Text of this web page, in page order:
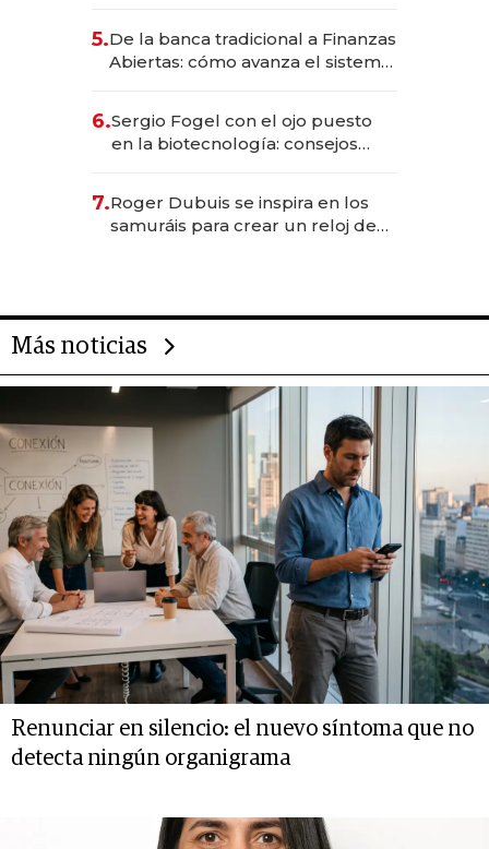
5.De la banca tradicional a Finanzas
Abiertas: cómo avanza el sistema
6.Sergio Fogel con el ojo puesto
en la biotecnología: consejos
rol de la IA
7.Roger Dubuis se inspira en los
samuráis para crear un reloj de
Más noticias
Renunciar en silencio: el nuevo síntoma que no
detecta ningún organigrama